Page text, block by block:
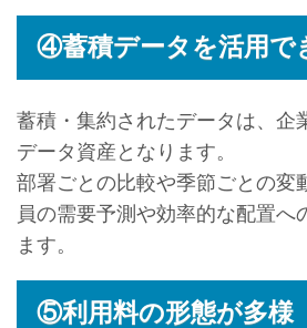
④蓄積データを活用で
蓄積・集約されたデータは、企
データ資産となります。
部署ごとの比較や季節ごとの変
員の需要予測や効率的な配置へ
ます。
⑤利用料の形態が多様